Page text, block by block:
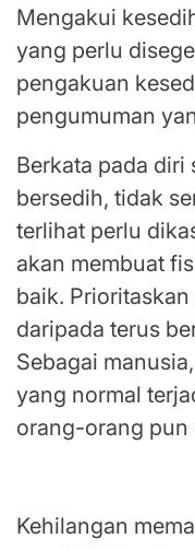
Mengakui
yang perlu
pengakuan
pengumuman
Berkata pada diri
bersedih, tidak
terlihat perlu
akan membuat
baik.
daripada terus
Sebagai
yang normal
orang-orang pun
Kehilangan